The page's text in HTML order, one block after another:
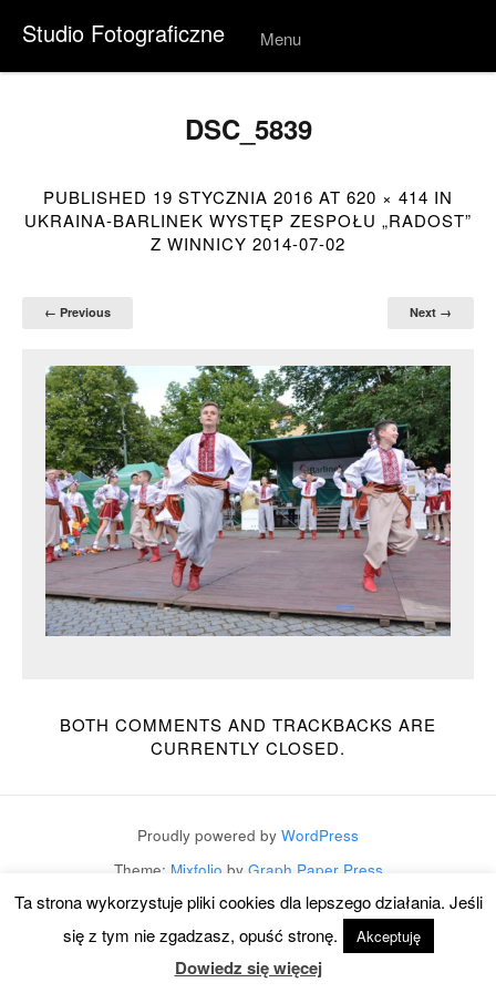
Studio Fotograficzne Menu
Skip to
DSC_5839
PUBLISHED 19 STYCZNIA 2016 AT 620 × 414 IN
UKRAINA-BARLINEK WYSTĘP ZESPOŁU „RADOST”
Z WINNICY 2014-07-02
← Previous Next →
BOTH COMMENTS AND TRACKBACKS ARE
CURRENTLY CLOSED.
Proudly powered by WordPress
Theme: Mixfolio by Graph Paper Press
Ta strona wykorzystuje pliki cookies dla lepszego działania. Jeśli
się z tym nie zgadzasz, opuść stronę.
Akceptuję
Dowiedz się więcej